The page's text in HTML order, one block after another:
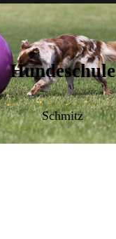
Hundeschule
Schmitz